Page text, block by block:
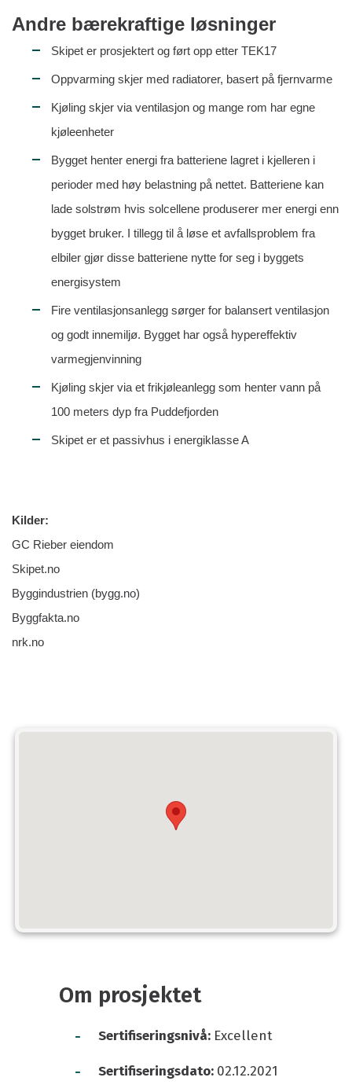
Andre bærekraftige løsninger
Skipet er prosjektert og ført opp etter TEK17
Oppvarming skjer med radiatorer, basert på fjernvarme
Kjøling skjer via ventilasjon og mange rom har egne
kjøleenheter
Bygget henter energi fra batteriene lagret i kjelleren i
perioder med høy belastning på nettet. Batteriene kan
lade solstrøm hvis solcellene produserer mer energi enn
bygget bruker. I tillegg til å løse et avfallsproblem fra
elbiler gjør disse batteriene nytte for seg i byggets
energisystem
Fire ventilasjonsanlegg sørger for balansert ventilasjon
og godt innemiljø. Bygget har også hypereffektiv
varmegjenvinning
Kjøling skjer via et frikjøleanlegg som henter vann på
100 meters dyp fra Puddefjorden
Skipet er et passivhus i energiklasse A
Kilder:
GC Rieber eiendom
Skipet.no
Byggindustrien (bygg.no)
Byggfakta.no
nrk.no
Om prosjektet
- Sertifiseringsnivå: Excellent
- Sertifiseringsdato: 02.12.2021